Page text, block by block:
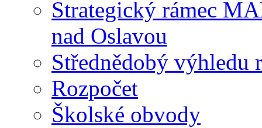
Strategický rámec
nad Oslavou
Střednědobý výhledu
Rozpočet
Školské obvody